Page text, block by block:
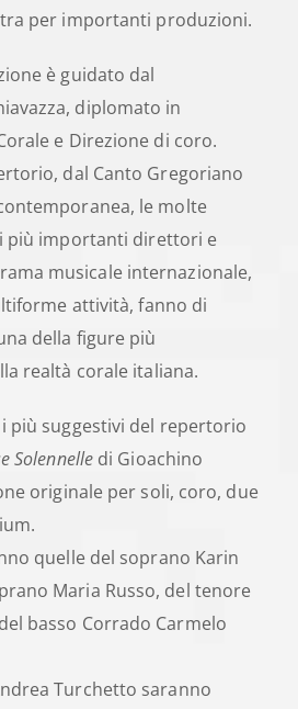
per importanti produzioni.
è guidato dal
diplomato in
e Direzione di coro.
dal Canto Gregoriano
le molte
più importanti direttori e
musicale internazionale,
attività, fanno di
della figure più
realtà corale italiana.
più suggestivi del repertorio
Solennelledi Gioachino
originale per soli, coro, due
quelle del soprano Karin
Maria Russo, del tenore
basso Corrado Carmelo
Turchetto saranno